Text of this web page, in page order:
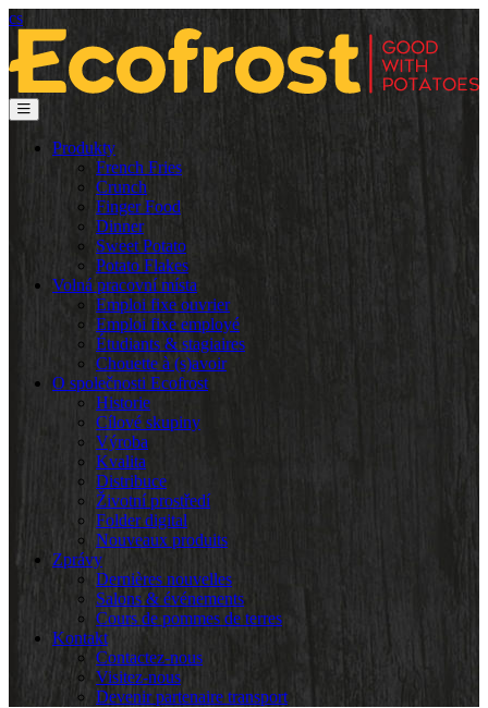
cs
Produkty
French Fries
Crunch
Finger Food
Dinner
Sweet Potato
Potato Flakes
Volná pracovní místa
Emploi fixe ouvrier
Emploi fixe employé
Étudiants & stagiaires
Chouette à (s)avoir
O společnosti Ecofrost
Historie
Cílové skupiny
Výroba
Kvalita
Distribuce
Životní prostředí
Folder digital
Nouveaux produits
Zprávy
Dernières nouvelles
Salons & événements
Cours de pommes de terres
Kontakt
Contactez-nous
Visitez-nous
Devenir partenaire transport